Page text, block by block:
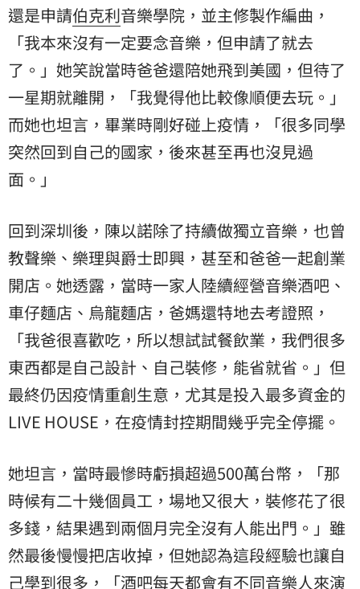
還是申請伯克利音樂學院，並主修製作編曲，
「我本來沒有一定要念音樂，但申請了就去
了。」她笑說當時爸爸還陪她飛到美國，但待了
一星期就離開，「我覺得他比較像順便去玩。」
而她也坦言，畢業時剛好碰上疫情，「很多同學
突然回到自己的國家，後來甚至再也沒見過
面。」
回到深圳後，陳以諾除了持續做獨立音樂，也曾
教聲樂、樂理與爵士即興，甚至和爸爸一起創業
開店。她透露，當時一家人陸續經營音樂酒吧、
車仔麵店、烏龍麵店，爸媽還特地去考證照，
「我爸很喜歡吃，所以想試試餐飲業，我們很多
東西都是自己設計、自己裝修，能省就省。」但
最終仍因疫情重創生意，尤其是投入最多資金的
LIVE HOUSE，在疫情封控期間幾乎完全停擺。
她坦言，當時最慘時虧損超過500萬台幣，「那
時候有二十幾個員工，場地又很大，裝修花了很
多錢，結果遇到兩個月完全沒有人能出門。」雖
然最後慢慢把店收掉，但她認為這段經驗也讓自
己學到很多，「酒吧每天都會有不同音樂人來演